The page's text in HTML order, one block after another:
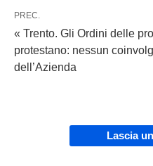
PREC.
« Trento. Gli Ordini delle
protestano: nessun
dell’Azienda
Lascia